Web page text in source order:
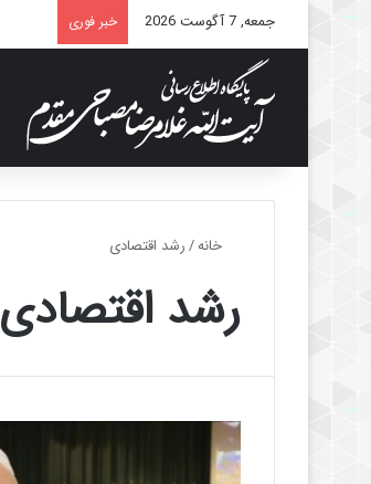
جمعه, 7 آگوست 2026 خبر فوری
خانه/رشد اقتصادی
رشد اقتصادی